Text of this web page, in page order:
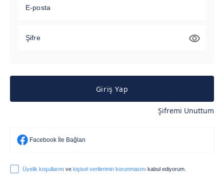
E-posta
Şifre
Giriş Yap
Şifremi Unuttum
Facebook İle Bağlan
Üyelik koşullarını ve kişisel verilerimin korunmasını kabul ediyorum.